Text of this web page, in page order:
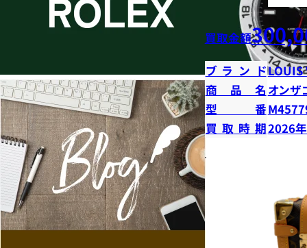
買取金額
ブランドLOUIS
商品名 オンザ
型番
買取時期2026